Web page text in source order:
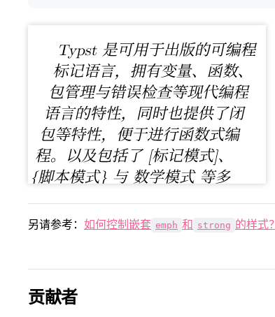
另请参考： 如何控制嵌套 emph 和 strong 的样式？
贡献者